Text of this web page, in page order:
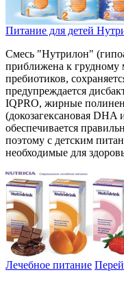
Питание для детей
Смесь "Нутрилон"
приближена к грудному
пребиотиков,
предупреждается
IQPRO, жирные
(докозагексановая
обеспечивается
поэтому с детским
необходимые для
Лечебное питание